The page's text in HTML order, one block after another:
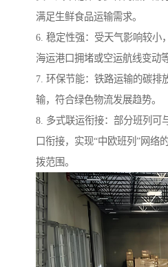
满足生鲜食品运输需求。
6. 稳定性强：受天气影响较小
海运港口拥堵或空运航线变动
7. 环保节能：铁路运输的碳排
输，符合绿色物流发展趋势。
8. 多式联运衔接：部分班列可
口衔接，实现“中欧班列”网络
拨范围。